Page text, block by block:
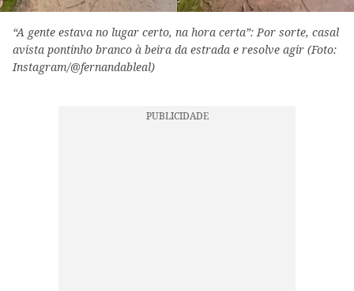
“A gente estava no lugar certo, na hora certa”: Por sorte, casal
avista pontinho branco à beira da estrada e resolve agir (Foto:
Instagram/@fernandableal)